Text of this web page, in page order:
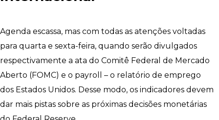
Agenda escassa, mas com todas as atenções voltadas
para quarta e sexta-feira, quando serão divulgados
respectivamente a ata do Comitê Federal de Mercado
Aberto (FOMC) e o payroll – o relatório de emprego
dos Estados Unidos. Desse modo, os indicadores devem
dar mais pistas sobre as próximas decisões monetárias